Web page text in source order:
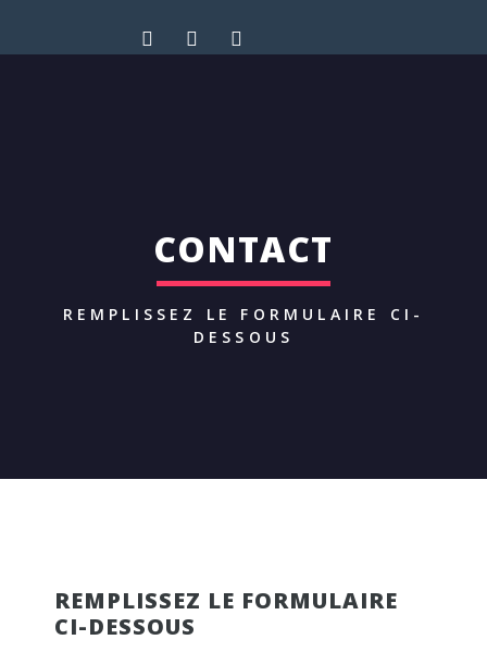
CONTACT
REMPLISSEZ LE FORMULAIRE CI-
DESSOUS
REMPLISSEZ LE FORMULAIRE
CI-DESSOUS